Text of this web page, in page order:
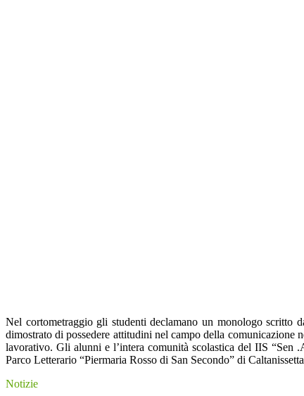
Nel cortometraggio gli studenti declamano un monologo scritto
dimostrato di possedere attitudini nel campo della comunicazione
lavorativo. Gli alunni e l’intera comunità scolastica del IIS “Sen
Parco Letterario “Piermaria Rosso di San Secondo” di Caltanissetta
Notizie